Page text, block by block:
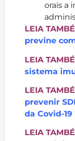
orais a
LEIA
previne
LEIA
sistema
LEIA
prevenir
da Covid-19
LEIA